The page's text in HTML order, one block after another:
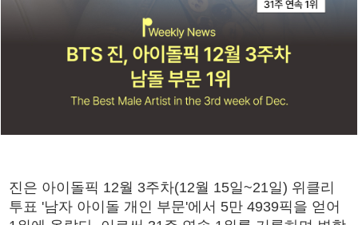
진은 아이돌픽 12월 3주차(12월 15일~21일) 위클리
투표 '남자 아이돌 개인 부문'에서 5만 4939픽을 얻어